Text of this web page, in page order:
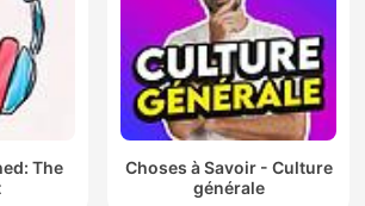
The
Choses à Savoir - Culture
générale